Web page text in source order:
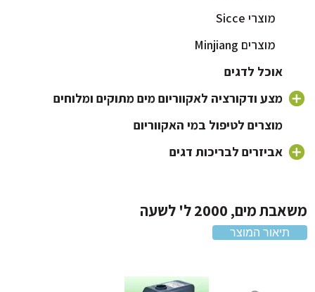
מוצרי Sicce
מוצרים Minjiang
אוכל לדגים
מצע ודקורציה לאקווריום מים מתוקים ומלוחים
חצץ לאקווריום
צמחים לאקווריום
מוצרים לטיפול במי האקווריום
אביזרים לבריכות דגים
מוצרי Sicce
מים, 2000 ל' לשעה
תיאור המוצר